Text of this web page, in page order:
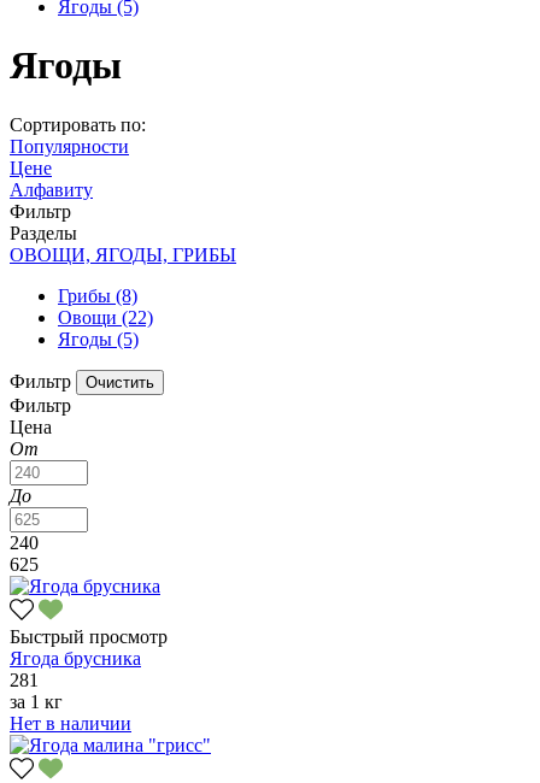
Ягоды (5)
Ягоды
Сортировать по:
Популярности
Цене
Алфавиту
Фильтр
Разделы
ОВОЩИ, ЯГОДЫ, ГРИБЫ
Грибы (8)
Овощи (22)
Ягоды (5)
Фильтр
Фильтр
Цена
От
До
240
625
Быстрый просмотр
Ягода брусника
281
за 1 кг
Нет в наличии